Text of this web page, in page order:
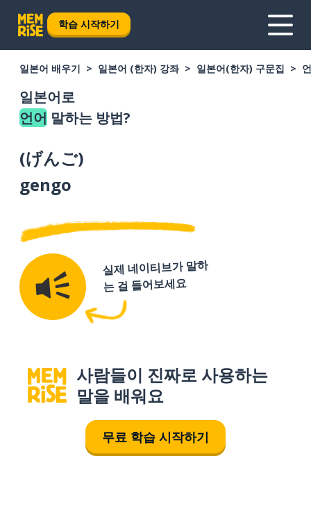
학습 시작하기
일본어 배우기 일본어 (한자) 강좌 일본어(한자) 구문집
일본어로
언어 말하는 방법?
(げんご)
gengo
실제 네이티브가 말하
는 걸 들어보세요
사람들이 진짜로 사용하는
말을 배워요
무료 학습 시작하기